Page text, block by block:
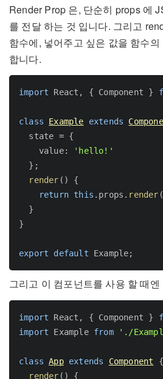
Render Prop 은, 단순히 props 에
를 전달 하는 것 입니다. 그리고
함수에, 넣어주고 싶은 값을 함수
합니다.
import React , { Component }
class Example extends
  state
= {
    value
:
'hello!'
} ;
render ( )
{
return this . props . render (
}
}
export default Example;
그리고 이 컴포넌트를 사용 할 때
import React , { Component }
import Example from './
class App extends Component
{
render ( ) {